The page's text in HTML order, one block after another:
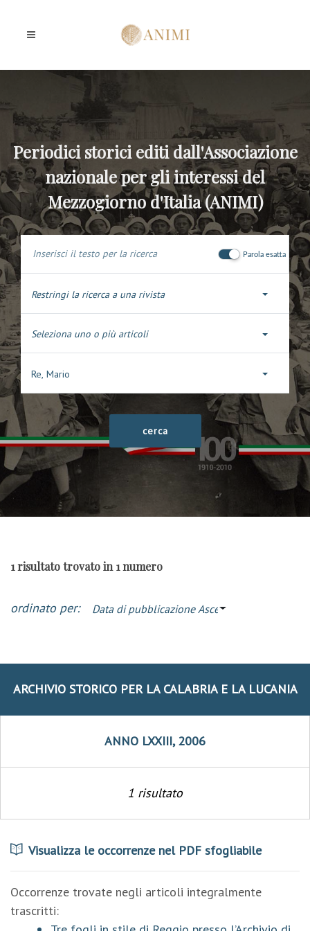
Periodici storici editi dall'Associazione
nazionale per gli interessi del
Mezzogiorno d'Italia (ANIMI)
Parola esatta
Restringi la ricerca a una rivista
Seleziona uno o più articoli
Re, Mario
1 risultato trovato in 1 numero
ordinato per: Data di pubblicazione Ascendente
ARCHIVIO STORICO PER LA CALABRIA E LA LUCANIA
ANNO LXXIII, 2006
1 risultato
Visualizza le occorrenze nel PDF sfogliabile
Occorrenze trovate negli articoli integralmente
trascritti: